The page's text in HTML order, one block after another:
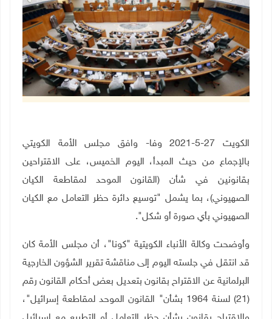
الكويت 27-5-2021 وفا- وافق مجلس الأمة الكويتي
بالإجماع من حيث المبدأ، اليوم الخميس، على الاقتراحين
بقانونين في شأن (القانون الموحد لمقاطعة الكيان
الصهيوني)، بما يشمل "توسيع دائرة حظر التعامل مع الكيان
الصهيوني بأي صورة أو شكل".
وأوضحت وكالة الأنباء الكويتية "كونا"، أن مجلس الأمة كان
قد انتقل في جلسته اليوم إلى مناقشة تقرير الشؤون الخارجية
البرلمانية عن الاقتراح بقانون بتعديل بعض أحكام القانون رقم
(21) لسنة 1964 بشأن" القانون الموحد لمقاطعة إسرائيل"،